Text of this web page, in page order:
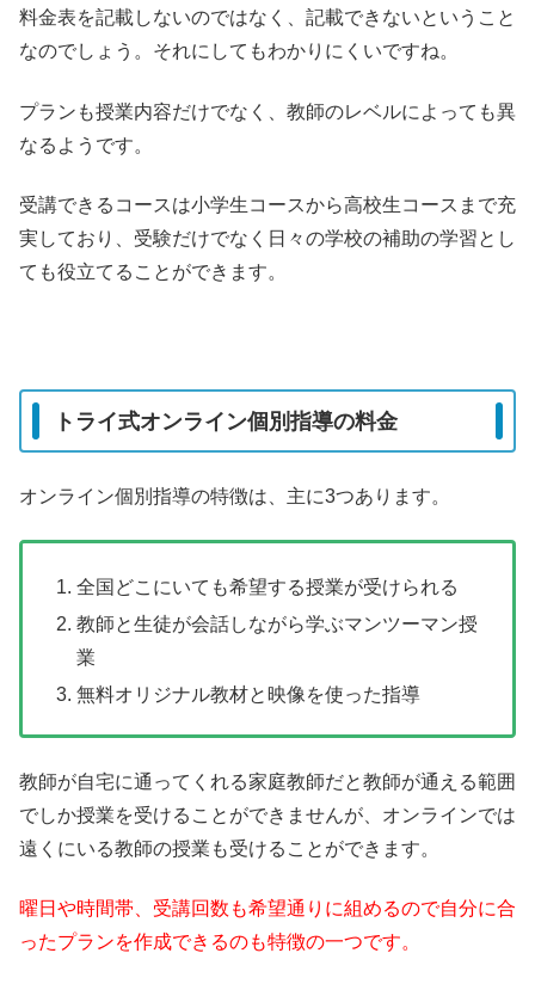
料金表を記載しないのではなく、記載できないということ
なのでしょう。それにしてもわかりにくいですね。
プランも授業内容だけでなく、教師のレベルによっても異
なるようです。
受講できるコースは小学生コースから高校生コースまで充
実しており、受験だけでなく日々の学校の補助の学習とし
ても役立てることができます。
トライ式オンライン個別指導の料金
オンライン個別指導の特徴は、主に3つあります。
全国どこにいても希望する授業が受けられる
教師と生徒が会話しながら学ぶマンツーマン授
業
無料オリジナル教材と映像を使った指導
教師が自宅に通ってくれる家庭教師だと教師が通える範囲
でしか授業を受けることができませんが、オンラインでは
遠くにいる教師の授業も受けることができます。
曜日や時間帯、受講回数も希望通りに組めるので自分に合
ったプランを作成できるのも特徴の一つです。